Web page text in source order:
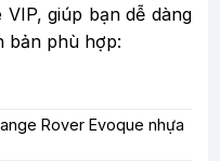
giúp bạn dễ dàng
bản phù hợp:
Rover Evoque nhựa